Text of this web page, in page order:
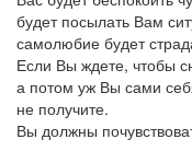
будет посылать Вам
самолюбие будет
Если Вы ждете, чтобы
а потом уж Вы сами
не получите.
Вы должны